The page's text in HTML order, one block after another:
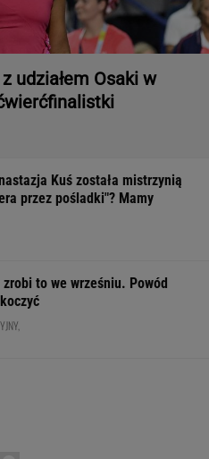
udziałem Osaki w
Kuś została mistrzynią
przez pośladki"? Mamy
to we wrześniu. Powód